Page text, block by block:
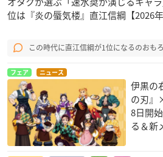
位は『炎の蜃気楼』直江信綱【2026年
この時代に直江信綱が1位になるのおも
フェア ニュース
伊黒の
の刃』
8日開
る＆新